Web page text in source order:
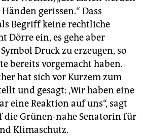
gerissen.“ Dass
Begriff keine rechtliche
Dörre ein, es gehe aber
Druck zu erzeugen, so
bereits vorgemacht haben.
hat sich vor Kurzem zum
und gesagt: ‚Wir haben eine
eine Reaktion auf uns“, sagt
die Grünen-nahe Senatorin für
Klimaschutz.